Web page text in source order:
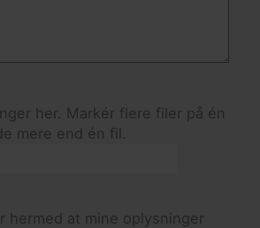
her. Markér flere filer på én
mere end én fil.
hermed at mine oplysninger